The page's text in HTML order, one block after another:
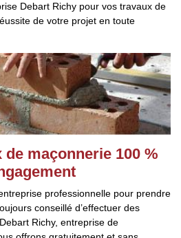
Debart Richy pour vos travaux de
de votre projet en toute
maçonnerie 100 %
professionnelle pour prendre
conseillé d’effectuer des
Richy, entreprise de